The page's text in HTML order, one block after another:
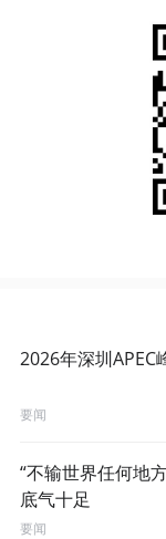
2026年深圳APEC
要闻
“不输世界任何地
底气十足
要闻